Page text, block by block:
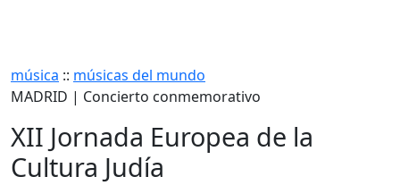
música :: músicas del mundo
MADRID | Concierto conmemorativo
XII Jornada Europea de la
Cultura Judía